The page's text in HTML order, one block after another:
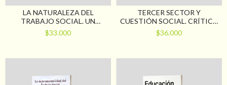
LA NATURALEZA DEL
TRABAJO SOCIAL. UN
ENSAYO SOBRE SU GÉNESIS,
LA “ESPECIFICIDAD” Y SU
$33.000
TERCER SECTOR Y
CUESTIÓN SOCIAL. CRÍTICA
AL PATRÓN EMERGENTE DE
INTERVENCIÓN SOCIAL
$36.000